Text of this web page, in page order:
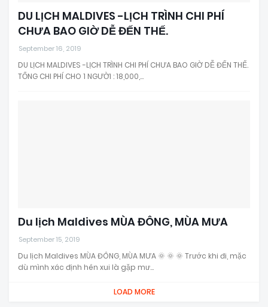
DU LỊCH MALDIVES -LỊCH TRÌNH CHI PHÍ
CHƯA BAO GIỜ DỄ ĐẾN THẾ.
September 16, 2019
DU LỊCH MALDIVES -LỊCH TRÌNH CHI PHÍ CHƯA BAO GIỜ DỄ ĐẾN THẾ.
TỔNG CHI PHÍ CHO 1 NGƯỜI : 18,000,…
Du lịch Maldives MÙA ĐÔNG, MÙA MƯA
September 15, 2019
Du lịch Maldives MÙA ĐÔNG, MÙA MƯA 🌞 🌞 🌞 Trước khi đi, mặc
dù mình xác định hên xui là gặp mư…
LOAD MORE